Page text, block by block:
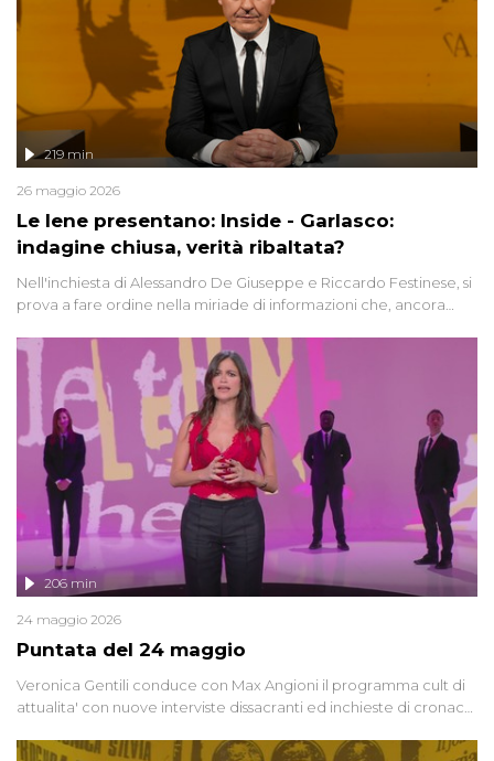
Le Iene presentano: Inside - Garlasco:
indagine chiusa, verità ribaltata?
219 min
26 maggio 2026
Nell'inchiesta di Alessandro De Giuseppe e Riccardo Festinese, si
prova a fare ordine nella miriade di informazioni che, ancora
giudiziarie più discusse degli ultimi anni. Lo speciale ricostruisce la
vicenda mettendo in fila testimonianze, errori, dettagli
controversi e i protagonisti di un'indagine che sembra non avere
fine.
Puntata del 24 maggio
206 min
24 maggio 2026
Veronica Gentili conduce con Max Angioni il programma cult di
attualita' con nuove interviste dissacranti ed inchieste di cronaca